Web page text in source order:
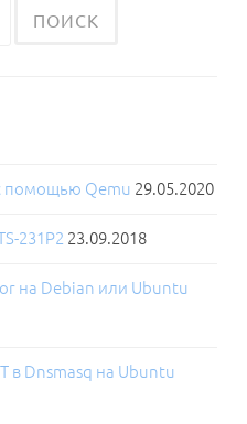
помощью Qemu 29.05.2020
231P2 23.09.2018
на Debian или Ubuntu
в Dnsmasq на Ubuntu